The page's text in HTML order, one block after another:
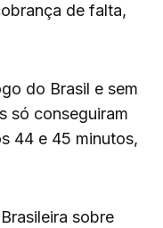
de falta,
do Brasil e sem
só conseguiram
44 e 45 minutos,
sobre